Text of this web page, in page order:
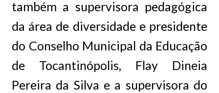
também a supervisora pedagógica
da área de diversidade e presidente
do Conselho Municipal da Educação
de Tocantinópolis, Flay Dineia
Pereira da Silva e a supervisora do